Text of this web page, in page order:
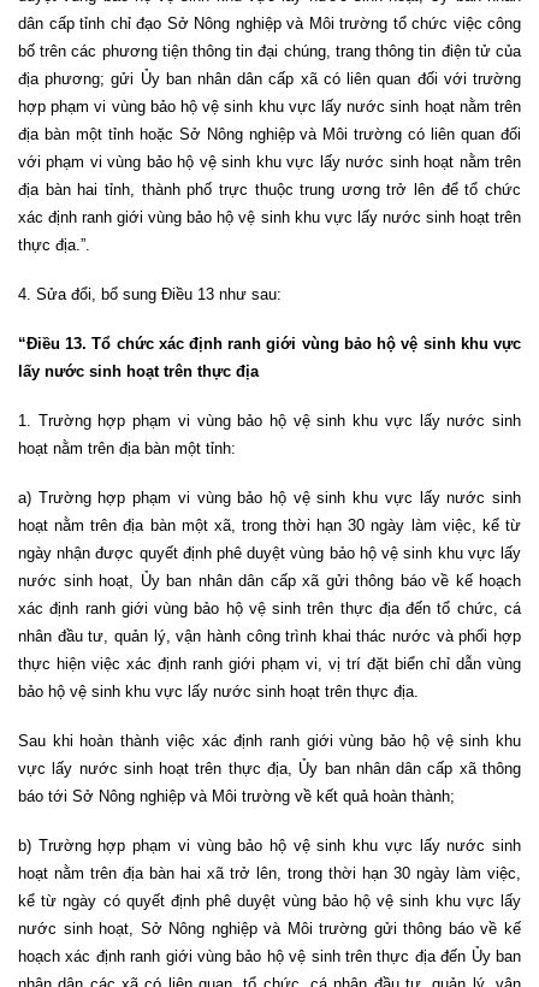
dân cấp tỉnh chỉ đạo Sở Nông nghiệp và Môi trường tổ chức việc công
bố trên các phương tiện thông tin đại chúng, trang thông tin điện tử của
địa phương; gửi Ủy ban nhân dân cấp xã có liên quan đối với trường
hợp phạm vi vùng bảo hộ vệ sinh khu vực lấy nước sinh hoạt nằm trên
địa bàn một tỉnh hoặc Sở Nông nghiệp và Môi trường có liên quan đối
với phạm vi vùng bảo hộ vệ sinh khu vực lấy nước sinh hoạt nằm trên
địa bàn hai tỉnh, thành phố trực thuộc trung ương trở lên để tổ chức
xác định ranh giới vùng bảo hộ vệ sinh khu vực lấy nước sinh hoạt trên
thực địa.”.
4. Sửa đổi, bổ sung Điều 13 như sau:
“Điều 13. Tổ chức xác định ranh giới vùng bảo hộ vệ sinh khu vực
lấy nước sinh hoạt trên thực địa
1. Trường hợp phạm vi vùng bảo hộ vệ sinh khu vực lấy nước sinh
hoạt nằm trên địa bàn một tỉnh:
a) Trường hợp phạm vi vùng bảo hộ vệ sinh khu vực lấy nước sinh
hoạt nằm trên địa bàn một xã, trong thời hạn 30 ngày làm việc, kể từ
ngày nhận được quyết định phê duyệt vùng bảo hộ vệ sinh khu vực lấy
nước sinh hoạt, Ủy ban nhân dân cấp xã gửi thông báo về kế hoạch
xác định ranh giới vùng bảo hộ vệ sinh trên thực địa đến tổ chức, cá
nhân đầu tư, quản lý, vận hành công trình khai thác nước và phối hợp
thực hiện việc xác định ranh giới phạm vi, vị trí đặt biển chỉ dẫn vùng
bảo hộ vệ sinh khu vực lấy nước sinh hoạt trên thực địa.
Sau khi hoàn thành việc xác định ranh giới vùng bảo hộ vệ sinh khu
vực lấy nước sinh hoạt trên thực địa, Ủy ban nhân dân cấp xã thông
báo tới Sở Nông nghiệp và Môi trường về kết quả hoàn thành;
b) Trường hợp phạm vi vùng bảo hộ vệ sinh khu vực lấy nước sinh
hoạt nằm trên địa bàn hai xã trở lên, trong thời hạn 30 ngày làm việc,
kể từ ngày có quyết định phê duyệt vùng bảo hộ vệ sinh khu vực lấy
nước sinh hoạt, Sở Nông nghiệp và Môi trường gửi thông báo về kế
hoạch xác định ranh giới vùng bảo hộ vệ sinh trên thực địa đến Ủy ban